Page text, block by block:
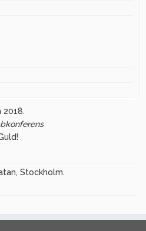
2018.
Stockholm.